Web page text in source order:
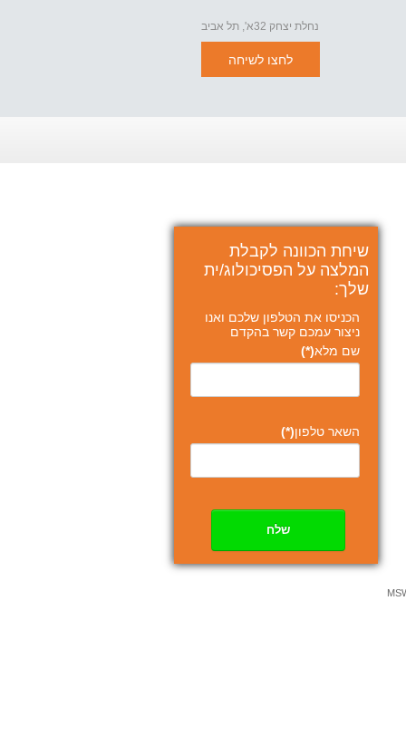
נחלת יצחק 32א', תל אביב
לחצו לשיחה
שיחת הכוונה לקבלת
המלצה על הפסיכולוג/ית
שלך:
הכניסו את הטלפון שלכם ואנו
ניצור עמכם קשר בהקדם
שם מלא(*)
השאר טלפון(*)
שלח